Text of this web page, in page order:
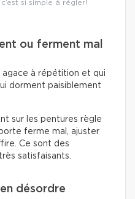
si simple à régler!
ou ferment mal
agace à répétition et qui
dorment paisiblement
sur les pentures règle
ferme mal, ajuster
Ce sont des
satisfaisants.
désordre